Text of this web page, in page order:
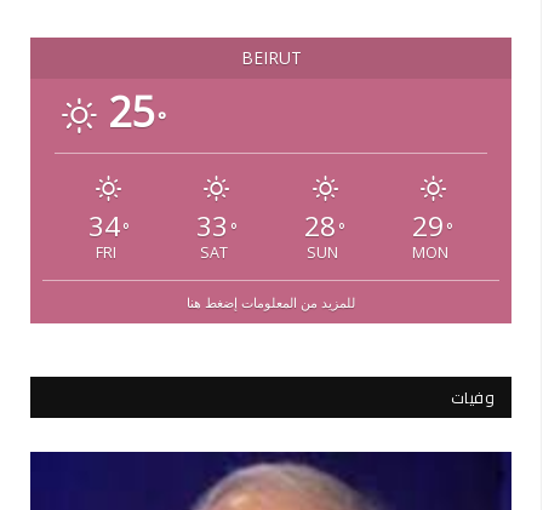
BEIRUT
25°
34°
FRI
33 °
SAT
28 °
SUN
29 °
MON
للمزيد من المعلومات إضغط هنا
وفيات